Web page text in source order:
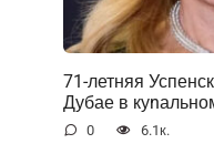
71-летняя
Дубае в
0 6.1к.